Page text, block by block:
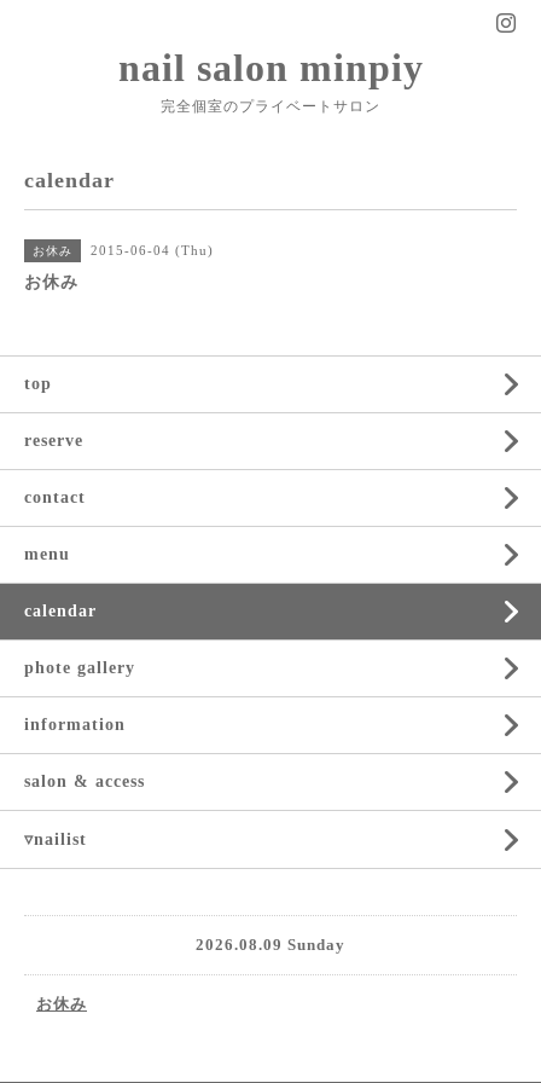
nail salon minpiy
完全個室のプライベートサロン
calendar
お休み 2015-06-04 (Thu)
お休み
top
reserve
contact
menu
calendar
phote gallery
information
salon & access
▿nailist
2026.08.09 Sunday
お休み